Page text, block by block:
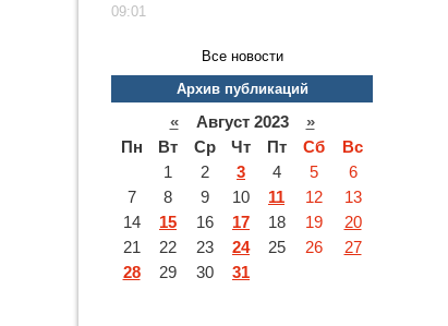
09:01
Все новости
Архив публикаций
«Август 2023 »
Пн
Вт Ср Чт Пт Сб
Вс
1
2 3 4 5
6
7
8 9 10 11 12
13
14
15 16 17 18 19
20
21
22 23 24 25 26
27
28
29 30 31